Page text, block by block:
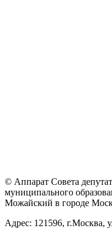
© Аппарат Совета
муниципального
Можайский в городе
Адрес: 121596, г.Москва,